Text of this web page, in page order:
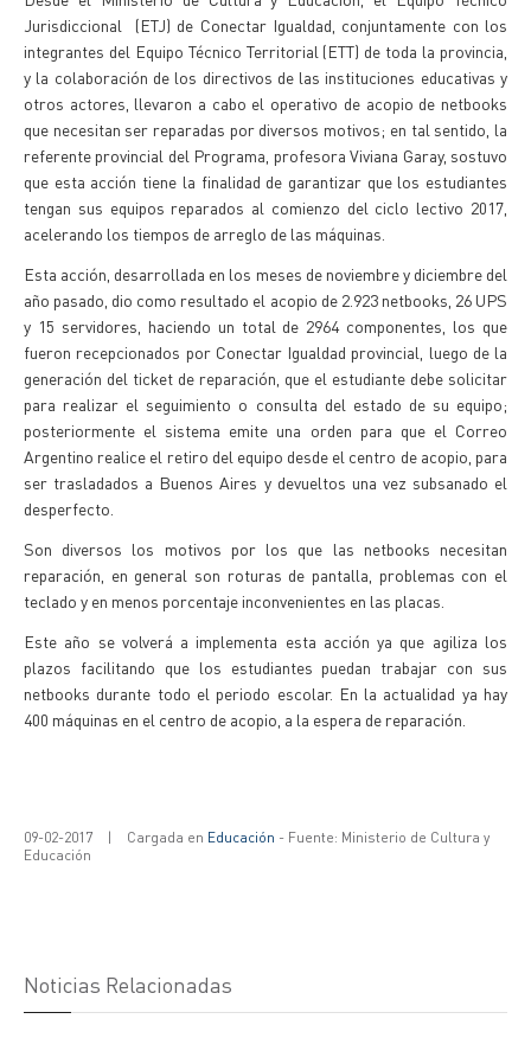
Jurisdiccional (ETJ) de Conectar Igualdad, conjuntamente con los
integrantes del Equipo Técnico Territorial (ETT) de toda la provincia,
y la colaboración de los directivos de las instituciones educativas y
otros actores, llevaron a cabo el operativo de acopio de netbooks
que necesitan ser reparadas por diversos motivos; en tal sentido, la
referente provincial del Programa, profesora Viviana Garay, sostuvo
que esta acción tiene la finalidad de garantizar que los estudiantes
tengan sus equipos reparados al comienzo del ciclo lectivo 2017,
acelerando los tiempos de arreglo de las máquinas.
Esta acción, desarrollada en los meses de noviembre y diciembre del
año pasado, dio como resultado el acopio de 2.923 netbooks, 26 UPS
y 15 servidores, haciendo un total de 2964 componentes, los que
fueron recepcionados por Conectar Igualdad provincial, luego de la
generación del ticket de reparación, que el estudiante debe solicitar
para realizar el seguimiento o consulta del estado de su equipo;
posteriormente el sistema emite una orden para que el Correo
Argentino realice el retiro del equipo desde el centro de acopio, para
ser trasladados a Buenos Aires y devueltos una vez subsanado el
desperfecto.
Son diversos los motivos por los que las netbooks necesitan
reparación, en general son roturas de pantalla, problemas con el
teclado y en menos porcentaje inconvenientes en las placas.
Este año se volverá a implementa esta acción ya que agiliza los
plazos facilitando que los estudiantes puedan trabajar con sus
netbooks durante todo el periodo escolar. En la actualidad ya hay
400 máquinas en el centro de acopio, a la espera de reparación.
09-02-2017 | Cargada en Educación - Fuente: Ministerio de Cultura y
Educación
Noticias Relacionadas